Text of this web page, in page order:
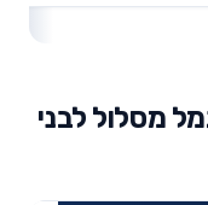
מסלול לבני